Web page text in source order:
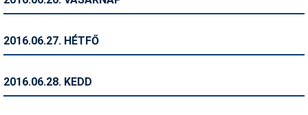
Utazási tippek
2016.06.27. HÉTFŐ
2016.06.28. KEDD